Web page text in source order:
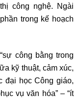
công nghệ. Ngài
trong kế hoạch
công bằng trong
kỹ thuật, cảm xúc,
đại học Công giáo,
vụ văn hóa” – “ít